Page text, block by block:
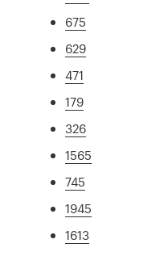
675
629
471
179
326
1565
745
1945
1613